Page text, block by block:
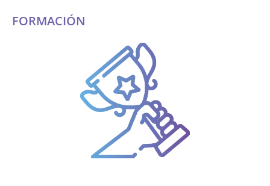
FORMACIÓN